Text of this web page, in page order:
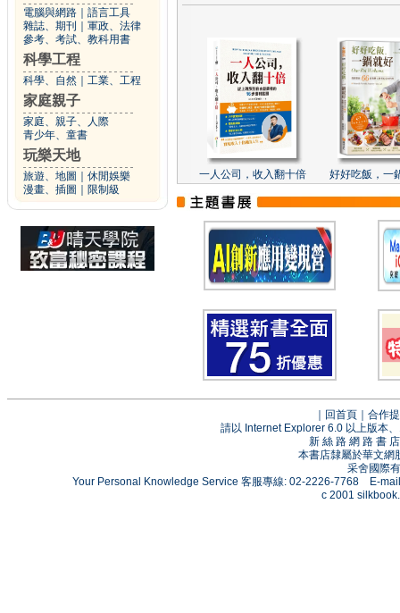
電腦與網路
語言工具
雜誌、期刊
軍政、法律
參考、考試、教科用書
科學工程
科學、自然 工業、工程
家庭親子
家庭、親子、人際
青少年、童書
玩樂天地
旅遊、地圖
休閒娛樂
漫畫、插圖
限制級
一人公司，收入翻十倍 好好吃飯，一
回首頁
合作
請以 Internet Explorer 6.0 以上版本
新 絲 路 網 路 書
本書店隸屬於華文網
采舍國際
Your Personal Knowledge Service 客服專線: 02-2226-7768 E-
c 2001